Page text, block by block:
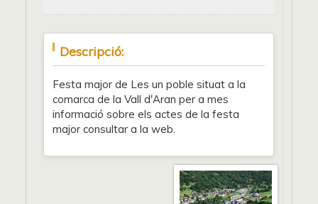
Descripció:
Festa major de Les un poble situat a la
comarca de la Vall d'Aran per a mes
informació sobre els actes de la festa
major consultar a la web.